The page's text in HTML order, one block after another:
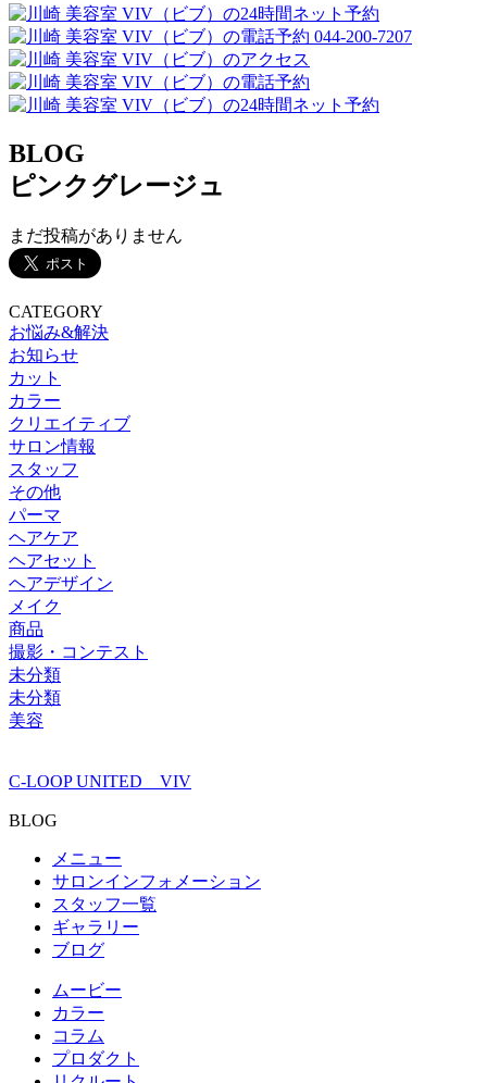
044-200-7207
BLOG
ピンクグレージュ
まだ投稿がありません
CATEGORY
お悩み&解決
お知らせ
カット
カラー
クリエイティブ
サロン情報
スタッフ
その他
パーマ
ヘアケア
ヘアセット
ヘアデザイン
メイク
商品
撮影・コンテスト
未分類
未分類
美容
C-LOOP UNITED VIV
BLOG
メニュー
サロンインフォメーション
スタッフ一覧
ギャラリー
ブログ
ムービー
カラー
コラム
プロダクト